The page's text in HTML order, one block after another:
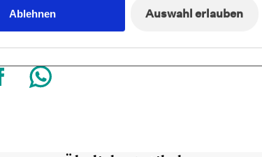
Ablehnen Auswahl erlauben